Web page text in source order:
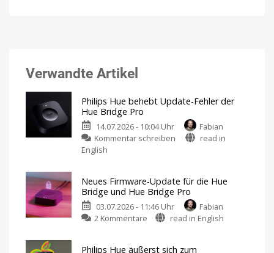
Verwandte Artikel
Philips Hue behebt Update-Fehler der
Hue Bridge Pro
14.07.2026 - 10:04 Uhr
Fabian
Kommentar schreiben
zu
Update-
Fehler
der
Hue
Neue
read in
English
Neues Firmware-Update für die Hue
Bridge und Hue Bridge Pro
03.07.2026 - 11:46 Uhr
Fabian
2 Kommentare zu
read in English
Philips Hue äußerst sich zum